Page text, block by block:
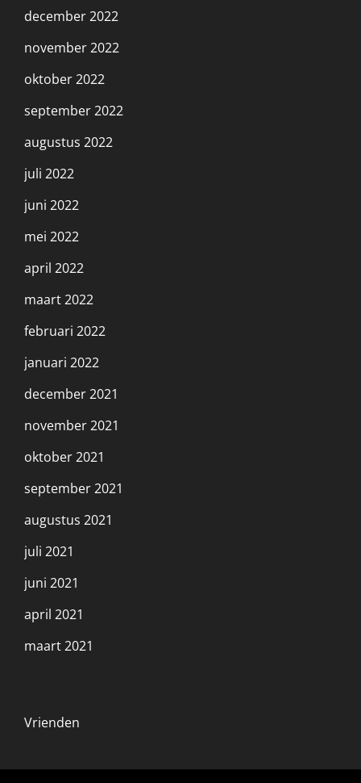
december 2022
november 2022
oktober 2022
september 2022
augustus 2022
juli 2022
juni 2022
mei 2022
april 2022
maart 2022
februari 2022
januari 2022
december 2021
november 2021
oktober 2021
september 2021
augustus 2021
juli 2021
juni 2021
april 2021
maart 2021
Vrienden